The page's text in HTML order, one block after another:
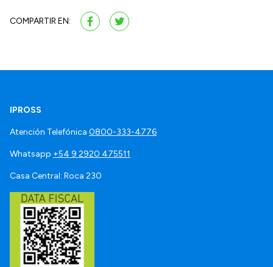
COMPARTIR EN:
IPROSS
Atención Telefónica 0800-333-4776
Whatsapp +54 9 2920 475511
Casa Central: Roca 230